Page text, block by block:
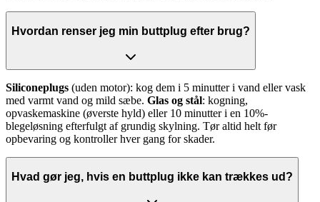
Hvordan renser jeg min buttplug efter brug?
Siliconeplugs (uden motor): kog dem i 5 minutter i vand eller vask
med varmt vand og mild sæbe. Glas og stål: kogning,
opvaskemaskine (øverste hyld) eller 10 minutter i en 10%-
blegeløsning efterfulgt af grundig skylning. Tør altid helt før
opbevaring og kontroller hver gang for skader.
Hvad gør jeg, hvis en buttplug ikke kan trækkes ud?